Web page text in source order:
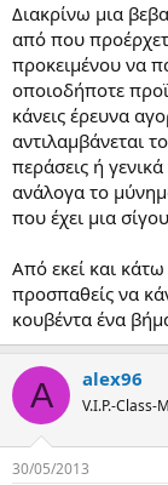
Διακρίνω μια
από που
προκειμένου να
οποιοδήποτε
κάνεις έρευνα
αντιλαμβάνεται
περάσεις ή
ανάλογα το
που έχει μια
Από εκεί και
προσπαθείς να
κουβέντα ένα
A alex96
V.I.P.-Class-
30/05/2013